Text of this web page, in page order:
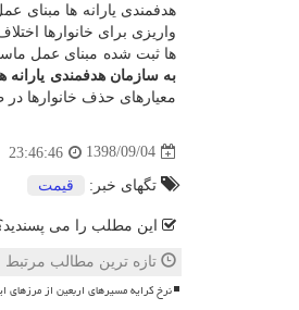
هدفمندی یارانه ها
واریزی برای خانوارها
ها ثبت شده مبنای عمل
به سازمان هدفمندی یارانه ها و پلیس + 10
معیارهای حذف خانوارها در
1398/09/04
23:46:46
تگهای خبر: قیمت
این مطلب را می
تازه ترین مطالب مرتبط
نرخ کرایه مسیرهای اربعین از مرزهای